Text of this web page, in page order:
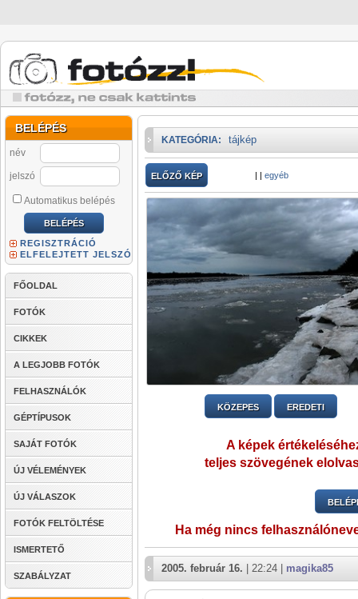
BELÉPÉS
név
jelszó
Automatikus belépés
REGISZTRÁCIÓ
ELFELEJTETT JELSZÓ
FŐOLDAL
FOTÓK
CIKKEK
A LEGJOBB FOTÓK
FELHASZNÁLÓK
GÉPTÍPUSOK
SAJÁT FOTÓK
ÚJ VÉLEMÉNYEK
ÚJ VÁLASZOK
FOTÓK FELTÖLTÉSE
ISMERTETŐ
SZABÁLYZAT
KATEGÓRIA: tájkép
ELŐZŐ KÉP | | egyéb
KÖZEPES EREDETI
A képek
teljes szövegének
Ha még nincs
2005. február 16. | 22:24 | magika85